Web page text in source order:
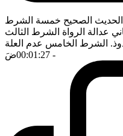
الحديث الصحيح خمسة الشرط
عدالة الرواة الشرط الثالث
الشرط الخامس عدم العلة
- 00:01:27
ضَ